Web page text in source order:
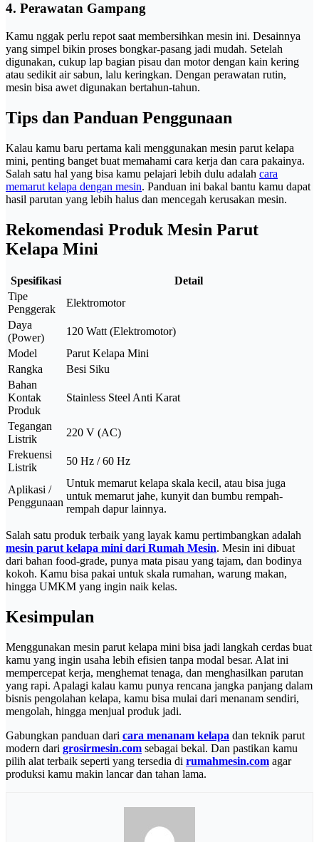
4. Perawatan Gampang
Kamu nggak perlu repot saat membersihkan mesin ini. Desainnya
yang simpel bikin proses bongkar-pasang jadi mudah. Setelah
digunakan, cukup lap bagian pisau dan motor dengan kain kering
atau sedikit air sabun, lalu keringkan. Dengan perawatan rutin,
mesin bisa awet digunakan bertahun-tahun.
Tips dan Panduan Penggunaan
Kalau kamu baru pertama kali menggunakan mesin parut kelapa
mini, penting banget buat memahami cara kerja dan cara pakainya.
Salah satu hal yang bisa kamu pelajari lebih dulu adalah cara
memarut kelapa dengan mesin. Panduan ini bakal bantu kamu dapat
hasil parutan yang lebih halus dan mencegah kerusakan mesin.
Rekomendasi Produk Mesin Parut
Kelapa Mini
Spesifikasi
Detail
Tipe
Penggerak
Elektromotor
Daya
(Power)
120 Watt (Elektromotor)
Model
Parut Kelapa Mini
Rangka
Besi Siku
Bahan
Kontak
Produk
Stainless Steel Anti Karat
Tegangan
Listrik
220 V (AC)
Frekuensi
Listrik
50 Hz / 60 Hz
Aplikasi /
Penggunaan
Untuk memarut kelapa skala kecil, atau bisa juga
untuk memarut jahe, kunyit dan bumbu rempah-
rempah dapur lainnya.
Salah satu produk terbaik yang layak kamu pertimbangkan adalah
mesin parut kelapa mini dari Rumah Mesin. Mesin ini dibuat
dari bahan food-grade, punya mata pisau yang tajam, dan bodinya
kokoh. Kamu bisa pakai untuk skala rumahan, warung makan,
hingga UMKM yang ingin naik kelas.
Kesimpulan
Menggunakan mesin parut kelapa mini bisa jadi langkah cerdas buat
kamu yang ingin usaha lebih efisien tanpa modal besar. Alat ini
mempercepat kerja, menghemat tenaga, dan menghasilkan parutan
yang rapi. Apalagi kalau kamu punya rencana jangka panjang dalam
bisnis pengolahan kelapa, kamu bisa mulai dari menanam sendiri,
mengolah, hingga menjual produk jadi.
Gabungkan panduan dari cara menanam kelapa dan teknik parut
modern dari grosirmesin.com sebagai bekal. Dan pastikan kamu
pilih alat terbaik seperti yang tersedia di rumahmesin.com agar
produksi kamu makin lancar dan tahan lama.